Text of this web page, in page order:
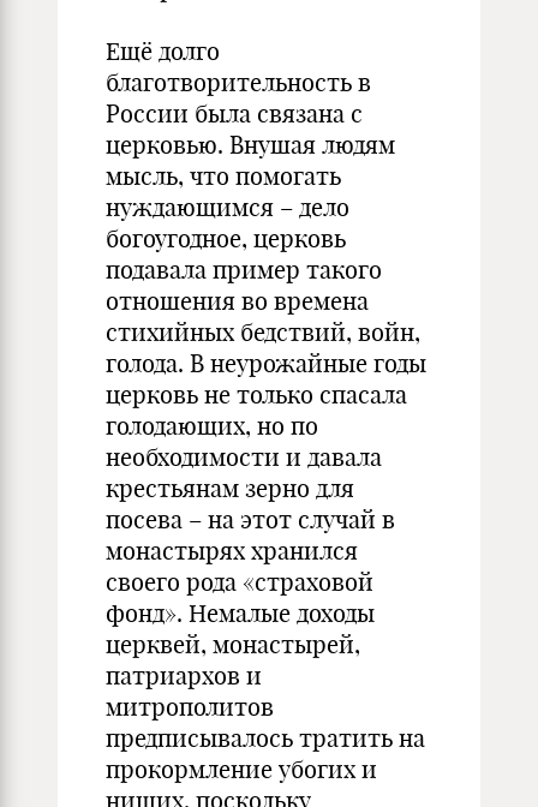
Ещё долго
благотворительность в
России была связана с
церковью. Внушая людям
мысль, что помогать
нуждающимся – дело
богоугодное, церковь
подавала пример такого
отношения во времена
стихийных бедствий, войн,
голода. В неурожайные годы
церковь не только спасала
голодающих, но по
необходимости и давала
крестьянам зерно для
посева – на этот случай в
монастырях хранился
своего рода «страховой
фонд». Немалые доходы
церквей, монастырей,
патриархов и
митрополитов
предписывалось тратить на
прокормление убогих и
нищих, поскольку